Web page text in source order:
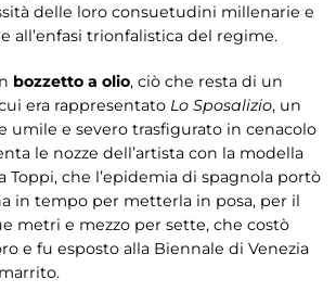
delle loro consuetudini millenarie e
all’enfasi trionfalistica del regime.
bozzetto a olio, ciò che resta di un
era rappresentato Lo Sposalizio, un
umile e severo trasfigurato in cenacolo
le nozze dell’artista con la modella
Toppi, che l’epidemia di spagnola portò
in tempo per metterla in posa, per il
metri e mezzo per sette, che costò
e fu esposto alla Biennale di Venezia